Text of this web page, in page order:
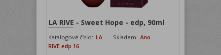
LA RIVE - Sweet Hope - edp, 90ml
Katalogové číslo: LA
RIVE edp 16
Skladem: Ano